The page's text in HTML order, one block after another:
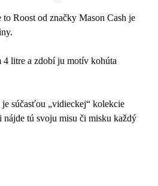
Roost od značky Mason Cash je
4 litre a zdobí ju motív kohúta
súčasťou „vidieckej“ kolekcie
tú svoju misu či misku každý